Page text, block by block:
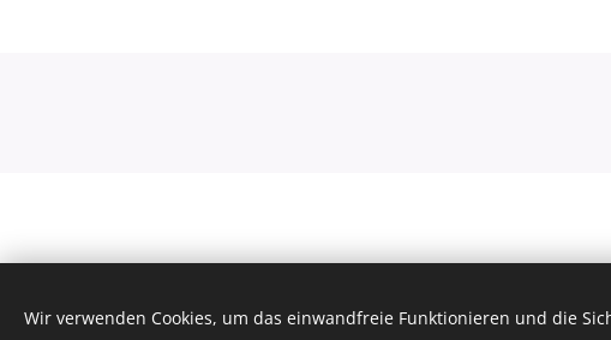
Wir verwenden Cookies, um das einwandfreie Funktionieren und die